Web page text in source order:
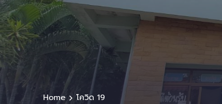
Home โควิด 19